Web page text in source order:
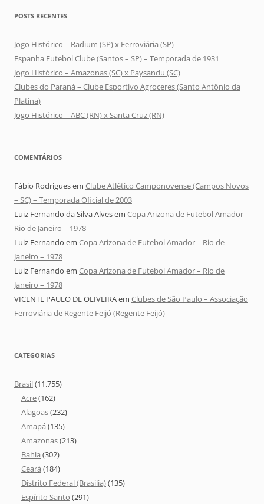
POSTS RECENTES
Jogo Histórico – Radium (SP) x Ferroviária (SP)
Espanha Futebol Clube (Santos – SP) – Temporada de 1931
Jogo Histórico – Amazonas (SC) x Paysandu (SC)
Clubes do Paraná – Clube Esportivo Agroceres (Santo Antônio da
Platina)
Jogo Histórico – ABC (RN) x Santa Cruz (RN)
COMENTÁRIOS
Fábio Rodriguesem Clube Atlético Camponovense (Campos Novos
– SC) – Temporada Oficial de 2003
Luiz Fernando da Silva Alvesem Copa Arizona de Futebol Amador –
Rio de Janeiro – 1978
Luiz Fernando em Copa Arizona de Futebol Amador – Rio de
Janeiro – 1978
Luiz Fernando em Copa Arizona de Futebol Amador – Rio de
Janeiro – 1978
VICENTE PAULO DE OLIVEIRAem Clubes de São Paulo – Associação
Ferroviária de Regente Feijó (Regente Feijó)
CATEGORIAS
Brasil(11.755)
Acre(162)
Alagoas(232)
Amapá (135)
Amazonas(213)
Bahia (302)
Ceará (184)
Distrito Federal (Brasília)(135)
Espírito Santo (291)